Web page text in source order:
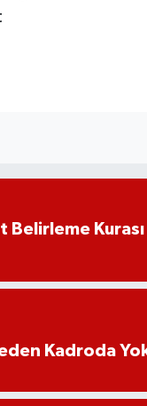
Belirleme
Kadroda